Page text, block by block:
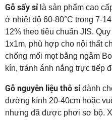
Gỗ sấy sỉlà sản phẩm cao
ở nhiệt độ 60-80°C trong 7-
12% theo tiêu chuẩn JIS.
1x1m, phù hợp cho nội thất
chống mối mọt bằng ngâm
kín, tránh ánh nắng trực tiếp
Gỗ nguyên liệu thô sỉdành
đường kính 20-40cm hoặc
nhưng đã được phơi sơ bộ.